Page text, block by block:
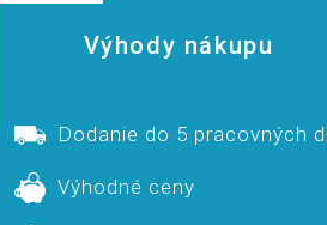
Výhody nákupu
Dodanie do 5 pracovných
Výhodné ceny